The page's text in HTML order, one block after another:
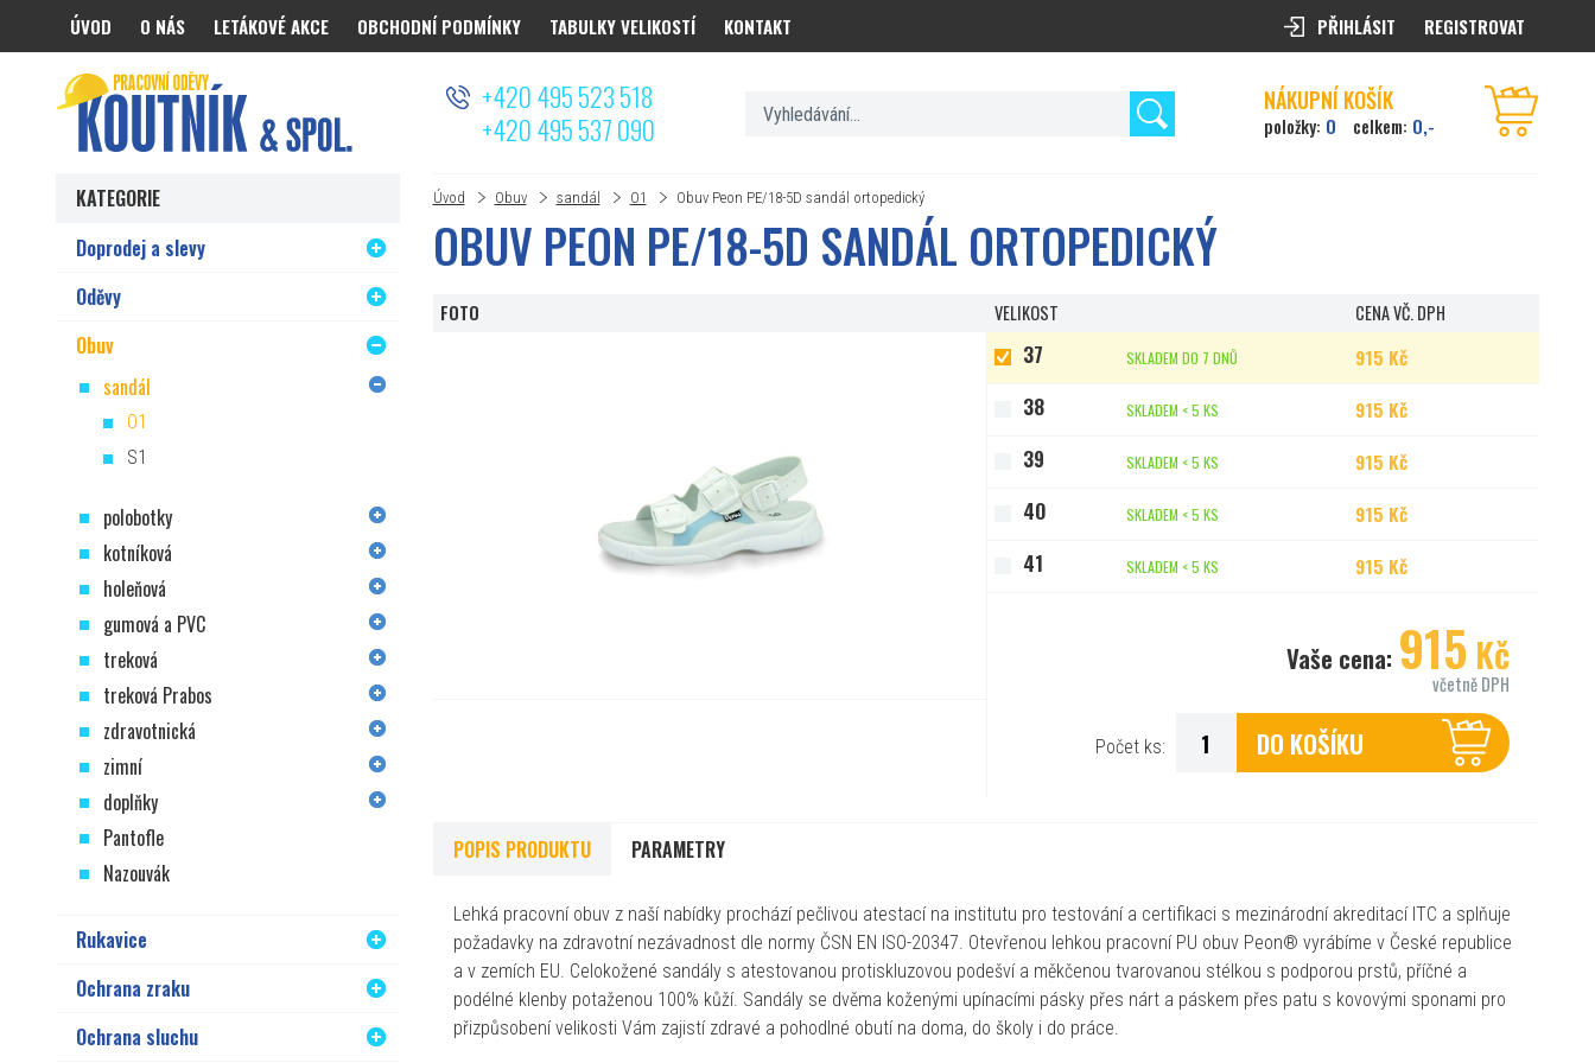
Koutnik.com
Úvod Obuv sandál O1 Obuv Peon PE/18-5D sandál ortopedický
OBUV PEON PE/18-5D SANDÁL ORTOPEDICKÝ
FOTO VELIKOST CENA VČ. DPH
37 SKLADEM DO 7 DNŮ 915 Kč
38 SKLADEM < 5 KS 915 Kč
39 SKLADEM < 5 KS 915 Kč
40 SKLADEM < 5 KS 915 Kč
41 SKLADEM < 5 KS 915 Kč
Vaše cena: 915 Kč
včetně DPH
Počet ks: DO KOŠÍKU
POPIS PRODUKTU PARAMETRY
Lehká pracovní obuv z naší nabídky prochází pečlivou atestací na institutu pro testování a certifikaci s mezinárodní akreditací ITC a splňuje
požadavky na zdravotní nezávadnost dle normy ČSN EN ISO-20347. Otevřenou lehkou pracovní PU obuv Peon® vyrábíme v České republice
a v zemích EU. Celokožené sandály s atestovanou protiskluzovou podešví a měkčenou tvarovanou stélkou s podporou prstů, příčné a
podélné klenby potaženou 100% kůží. Sandály se dvěma koženými upínacími pásky přes nárt a páskem přes patu s kovovými sponami pro
přizpůsobení velikosti Vám zajistí zdravé a pohodlné obutí na doma, do školy i do práce.
KATEGORIE
Doprodej a slevy
Oděvy
Obuv
sandál
O1
S1
polobotky
kotníková
holeňová
gumová a PVC
treková
treková Prabos
zdravotnická
zimní
doplňky
Pantofle
Nazouvák
Rukavice
Ochrana zraku
Ochrana sluchu
ÚVOD O NÁS LETÁKOVÉ AKCE OBCHODNÍ PODMÍNKY TABULKY VELIKOSTÍ KONTAKT PŘIHLÁSIT REGISTROVAT
+420 495 523 518
+420 495 537 090
NÁKUPNÍ KOŠÍK
položky: 0 celkem: 0,-